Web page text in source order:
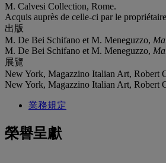
M. Calvesi Collection, Rome.
Acquis auprès de celle-ci par le
出版
M. De Bei Schifano et M. Meneguzzo,
M. De Bei Schifano et M. Meneguzzo,
展覽
New York, Magazzino Italian Art, Robert
New York, Magazzino Italian Art, Robert
業務規定
榮譽呈獻